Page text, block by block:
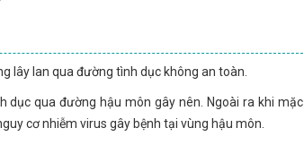
lây lan qua đường tình dục không an toàn.
qua đường hậu môn gây nên. Ngoài ra khi mặc
cơ nhiễm virus gây bệnh tại vùng hậu môn.